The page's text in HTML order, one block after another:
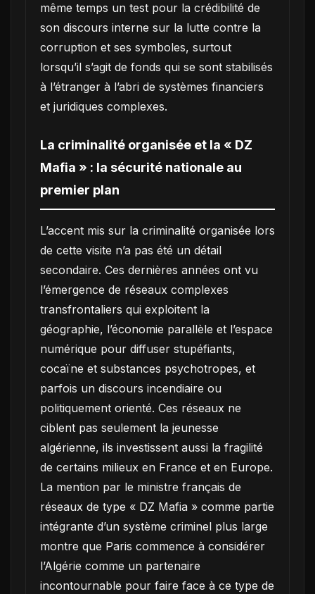
même temps un test pour la crédibilité de
son discours interne sur la lutte contre la
corruption et ses symboles, surtout
lorsqu’il s’agit de fonds qui se sont stabilisés
à l’étranger à l’abri de systèmes financiers
et juridiques complexes.
La criminalité organisée et la « DZ
Mafia » : la sécurité nationale au
premier plan
L’accent mis sur la criminalité organisée lors
de cette visite n’a pas été un détail
secondaire. Ces dernières années ont vu
l’émergence de réseaux complexes
transfrontaliers qui exploitent la
géographie, l’économie parallèle et l’espace
numérique pour diffuser stupéfiants,
cocaïne et substances psychotropes, et
parfois un discours incendiaire ou
politiquement orienté. Ces réseaux ne
ciblent pas seulement la jeunesse
algérienne, ils investissent aussi la fragilité
de certains milieux en France et en Europe.
La mention par le ministre français de
réseaux de type « DZ Mafia » comme partie
intégrante d’un système criminel plus large
montre que Paris commence à considérer
l’Algérie comme un partenaire
incontournable pour faire face à ce type de